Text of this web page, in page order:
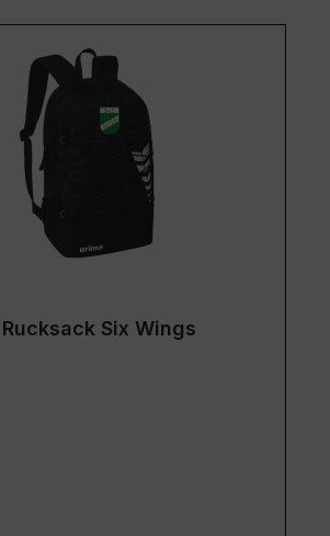
Six Wings